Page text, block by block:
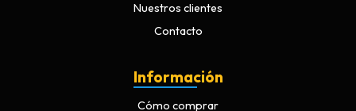
Nuestros clientes
Contacto
Información
Cómo comprar